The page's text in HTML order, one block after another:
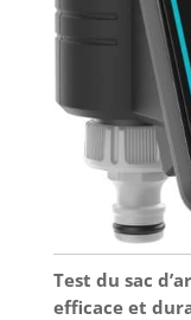
Test du sac
efficace et